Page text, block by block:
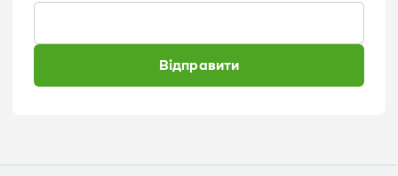
Відправити